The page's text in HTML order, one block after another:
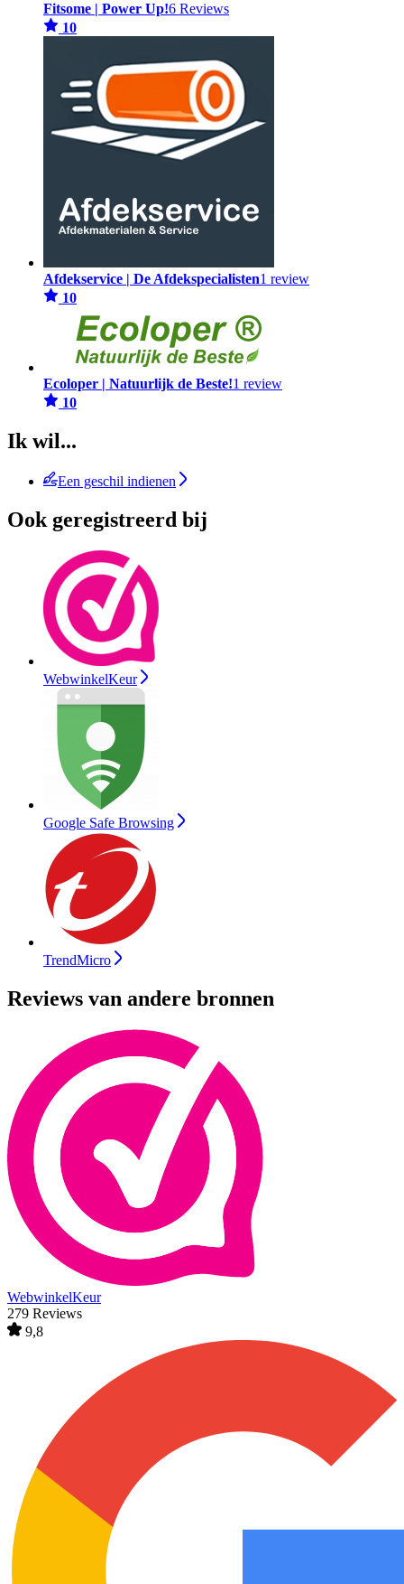
Fitsome | Power Up!6 Reviews
10
Afdekservice | De Afdekspecialisten1 review
10
Ecoloper | Natuurlijk de Beste!1 review
10
Ik wil...
Een geschil indienen
Ook geregistreerd bij
WebwinkelKeur
Google Safe Browsing
TrendMicro
Reviews van andere bronnen
WebwinkelKeur
279 Reviews
9,8